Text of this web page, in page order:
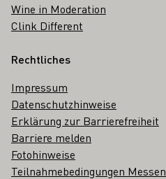
Wine in Moderation
Clink Different
Rechtliches
Impressum
Datenschutzhinweise
Erklärung zur Barrierefreiheit
Barriere melden
Fotohinweise
Teilnahmebedingungen Messen